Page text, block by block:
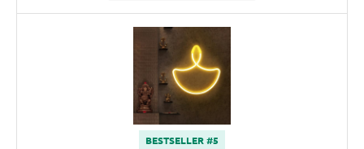
BESTSELLER #5